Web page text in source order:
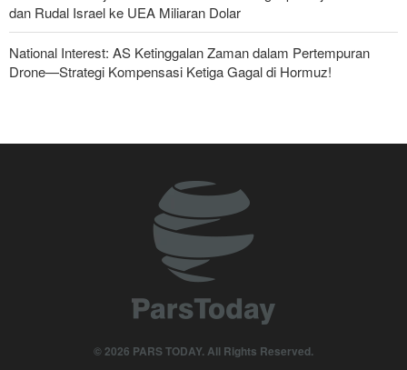
dan Rudal Israel ke UEA Miliaran Dolar
National Interest: AS Ketinggalan Zaman dalam Pertempuran
Drone—Strategi Kompensasi Ketiga Gagal di Hormuz!
Ghalibaf kepada Trump: Diplomasi Sandiwara AS telah Gagal !
The Economist: Kesepakatan dengan Iran Opsi Realistis Akhiri
Brigjen Akrami Nia: Artesh dalam Kondisi Siaga Penuh
© 2026 PARS TODAY. All Rights Reserved.